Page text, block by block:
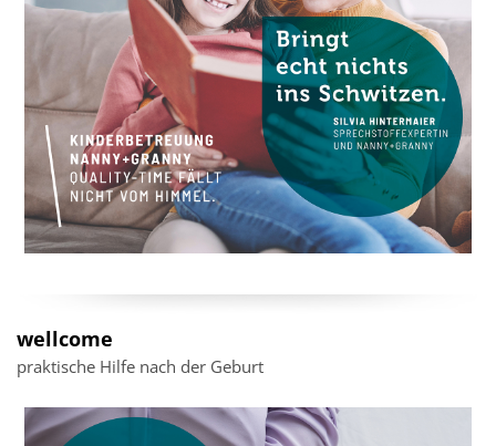
wellcome
praktische Hilfe nach der Geburt